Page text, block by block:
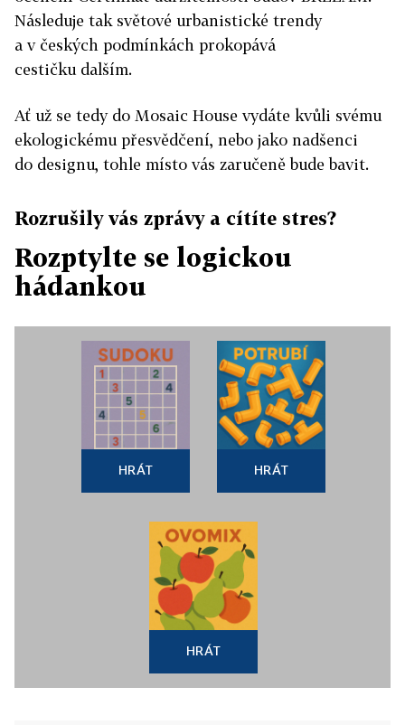
Následuje tak světové urbanistické trendy
a v českých podmínkách prokopává
cestičku dalším.
Ať už se tedy do Mosaic House vydáte kvůli svému
ekologickému přesvědčení, nebo jako nadšenci
do designu, tohle místo vás zaručeně bude bavit.
Rozrušily vás zprávy a cítíte stres?
Rozptylte se logickou
hádankou
HRÁT HRÁT
HRÁT